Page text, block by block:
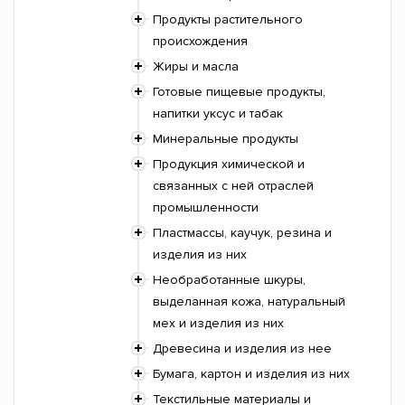
Продукты растительного
происхождения
Жиры и масла
Готовые пищевые продукты,
напитки уксус и табак
Минеральные продукты
Продукция химической и
связанных с ней отраслей
промышленности
Пластмассы, каучук, резина и
изделия из них
Необработанные шкуры,
выделанная кожа, натуральный
мех и изделия из них
Древесина и изделия из нее
Бумага, картон и изделия из них
Текстильные материалы и